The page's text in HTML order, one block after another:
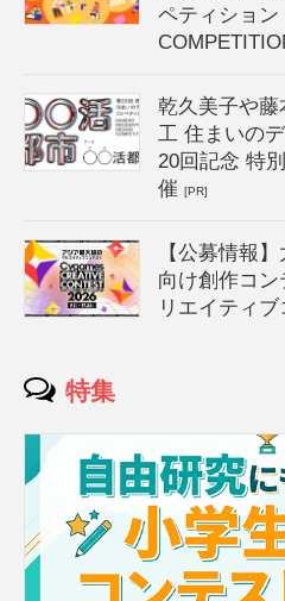
ペティション
乾久美子や
工 住まいの
20回記念 特
催[PR]
【公募情報
向け創作コ
リエイティ
特集